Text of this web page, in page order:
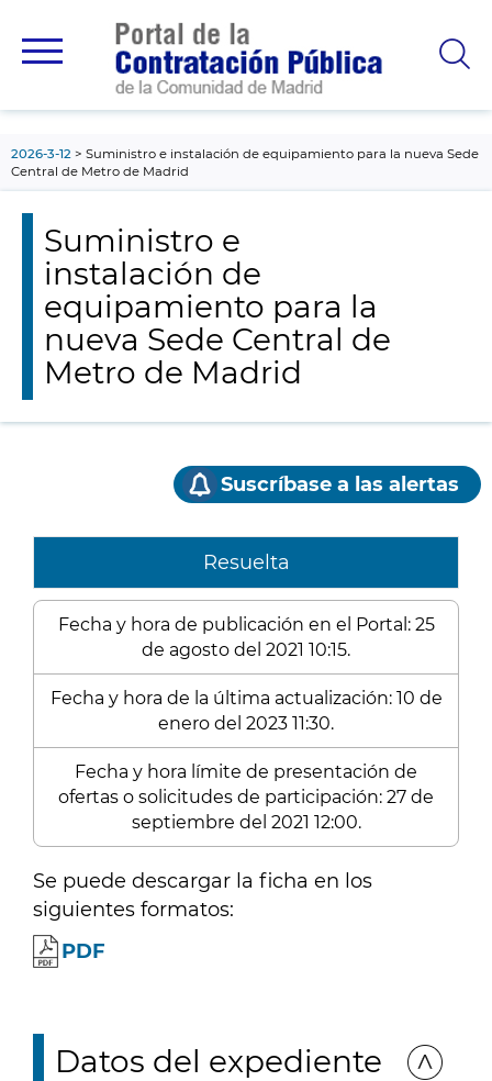
principal
2026-3-12
Suministro e instalación de equipamiento para la nueva Sede
Central de Metro de Madrid
Suministro e
instalación de
equipamiento para la
nueva Sede Central de
Metro de Madrid
Suscríbase a las alertas
Resuelta
Fecha y hora de publicación en el Portal: 25
de agosto del 2021 10:15.
Fecha y hora de la última actualización: 10 de
enero del 2023 11:30.
Fecha y hora límite de presentación de
ofertas o solicitudes de participación: 27 de
septiembre del 2021 12:00.
Se puede descargar la ficha en los
siguientes formatos:
PDF
Datos del expediente